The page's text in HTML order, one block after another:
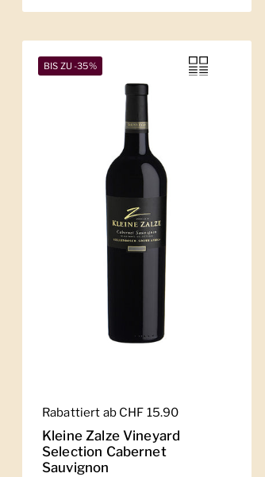
Regulärer Preis
Rabattiert ab CHF 15.90
Kleine Zalze Vineyard
Selection Cabernet
Sauvignon
BIS ZU -35%